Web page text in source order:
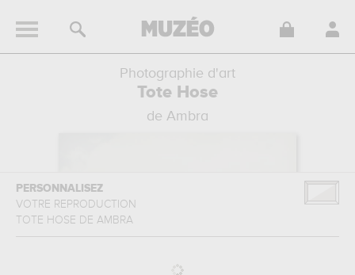
Photographie d'art
Tote Hose
de Ambra
PERSONNALISEZ
VOTRE REPRODUCTION
TOTE HOSE DE AMBRA